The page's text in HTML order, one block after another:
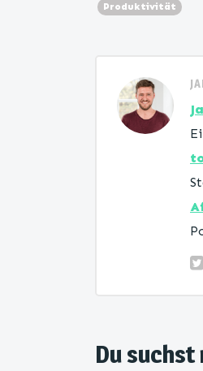
Produktivität
Du